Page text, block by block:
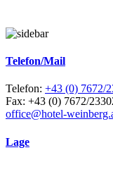
Telefon/Mail
Telefon: +43 (0) 7672/
Fax: +43 (0) 7672/
office@hotel-
Lage